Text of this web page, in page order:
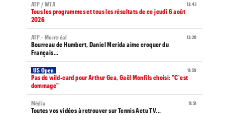
12:43
ATP / WTA
Tous les programmes et tous les résultats de ce jeudi 6 août
2026
12:20
ATP - Montréal
Bourreau de Humbert, Daniel Merida aime croquer du
Français...
11:59
US Open
Pas de wild-card pour Arthur Gea, Gaël Monfils choisi: "C'est
dommage"
11:51
Média
Toutes vos vidéos à retrouver sur Tennis Actu TV...